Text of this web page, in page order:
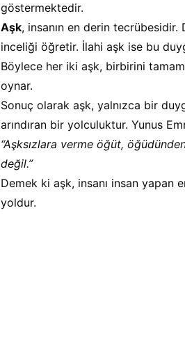
göstermektedir.
Aşk, insanın en derin tecrübesidir.
inceliği öğretir. İlahi aşk ise bu
Böylece her iki aşk, birbirini
oynar.
Sonuç olarak aşk, yalnızca bir
arındıran bir yolculuktur. Yunus
“Aşksızlara verme öğüt,
değil.”
Demek ki aşk, insanı insan yapan
yoldur.